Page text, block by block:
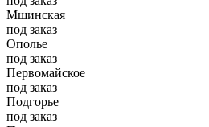
Мшинская
под заказ
Ополье
под заказ
Первомайское
под заказ
Подгорье
под заказ